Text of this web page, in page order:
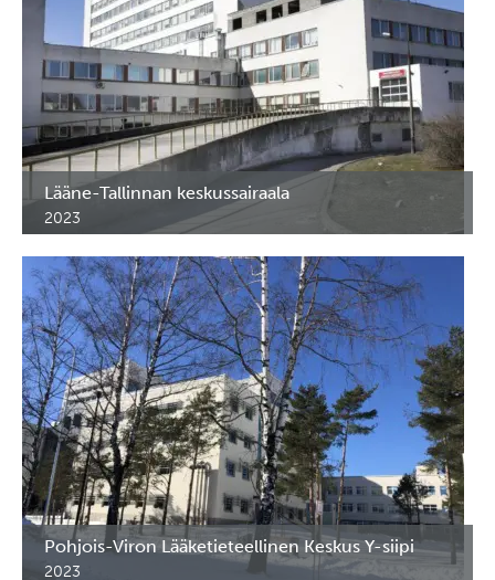
Lääne-Tallinnan keskussairaala
2023
Erikoiskalusteet Lääne-Tallinnan keskussairaalan.
Pohjois-Viron Lääketieteellinen Keskus Y-siipi
2023